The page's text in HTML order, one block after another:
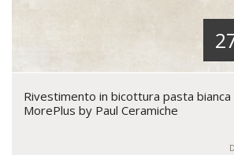
Rivestimento in bicottura pasta
MorePlus by Paul Ceramiche